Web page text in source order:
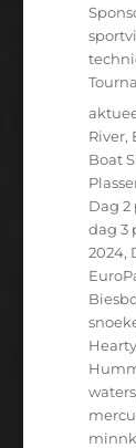
Tags
River,
Boat
Dag 2
dag 3
2024,